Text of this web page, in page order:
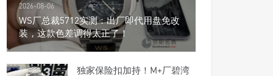
2026-08-06
WS厂总裁5712实测：出厂即代用盘免改
装，这款色差调得太正了！
独家保险扣加持！M+厂碧湾